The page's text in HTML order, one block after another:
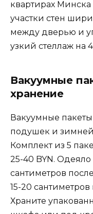
квартирах Минска
участки стен
между дверью и
узкий стеллаж на
Вакуумные
хранение
Вакуумные
подушек и
Комплект из 5
25-40 BYN.
сантиметров
15-20
Храните